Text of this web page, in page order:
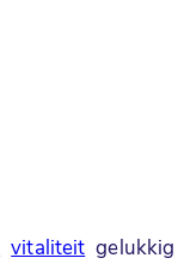
vitaliteit